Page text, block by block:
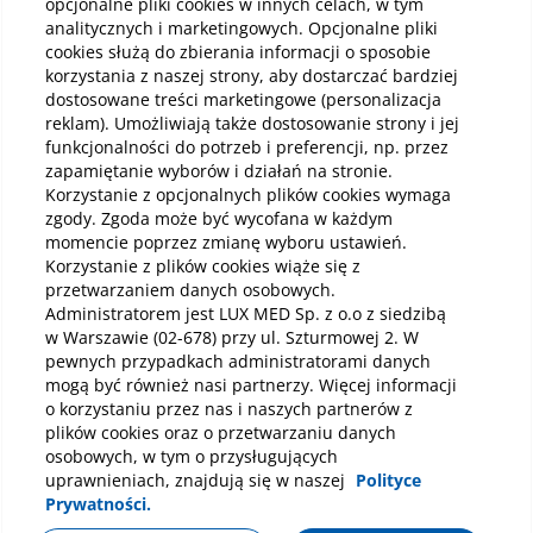
Szczepienie i profilaktyka
Ugryzienie kleszcza - jak wygląda?
Objawy i pierwsza pomoc
Ugryzienie kleszcza to wbicie się pasożyta w
skórę i rozpoczęcie pobierania krwi. W
praktyce człowiek zwykle nie czuje samego
momentu ukłucia, dlatego kleszcz bywa
zauważony dopiero po spacerze, kąpieli albo
przy przypadkowym dotknięciu skóry. Sam
ślad po kleszczu nie musi oznaczać choroby,
ale wymaga obserwacji, bo część kleszczy
przenosi patogeny wywołujące boreliozę lub
kleszczowe zapalenie mózgu. Kleszcze nie
spadają z drzew, jak często się uważa –
najczęściej bytują w trawach, zaroślach i
niskiej roślinności, skąd łatwo przechodzą na
skórę lub ubranie człowieka. Do kontaktu z
nimi może dojść nie tylko w lesie, lecz także w
parku, przydomowym ogrodzie czy na działce.
Czytaj
Wszystkie artykuły i poradniki
O nas
Oferta
Dla Pacjenta
Dokumenty prawne
analitycznych i marketingowych. Opcjonalne pliki
cookies służą do zbierania informacji o sposobie
korzystania z naszej strony, aby dostarczać bardziej
dostosowane treści marketingowe (personalizacja
reklam). Umożliwiają także dostosowanie strony i jej
funkcjonalności do potrzeb i preferencji, np. przez
zapamiętanie wyborów i działań na stronie.
Korzystanie z opcjonalnych plików cookies wymaga
zgody. Zgoda może być wycofana w każdym
momencie poprzez zmianę wyboru ustawień.
Korzystanie z plików cookies wiąże się z
przetwarzaniem danych osobowych.
Administratorem jest LUX MED Sp. z o.o z siedzibą
w Warszawie (02-678) przy ul. Szturmowej 2. W
pewnych przypadkach administratorami danych
mogą być również nasi partnerzy. Więcej informacji
o korzystaniu przez nas i naszych partnerów z
plików cookies oraz o przetwarzaniu danych
osobowych, w tym o przysługujących
uprawnieniach, znajdują się w naszej Polityce
Prywatności.